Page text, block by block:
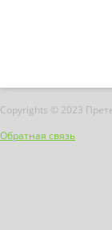
Copyrights © 2023
Обратная связь